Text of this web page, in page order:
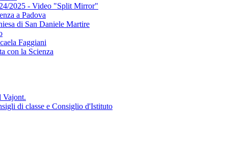
2025 - Video "Split Mirror"
a Padova
di San Daniele Martire
Faggiani
con la Scienza
Vajont.
di classe e Consiglio d'Istituto